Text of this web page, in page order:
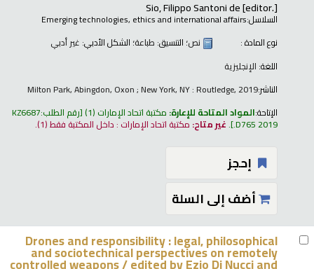
Sio, Filippo Santoni de[editor.]
السلاسل:Emerging technologies, ethics and international affairs
نوع المادة :
نص؛ التنسيق: طباعة؛ الشكل الأدبي: غير أدبي
اللغة: الإنجليزية
الناشر:Milton Park, Abingdon, Oxon ; New York, NY : Routledge, 2019
الإتاحة:المواد المتاحة للإعارة: مكتبة اتحاد الإمارات (1) رقم الطلب:KZ6687
.D765 2019
.غير متاح:مكتبة اتحاد الإمارات : داخل المكتبة فقط(1).
إحجز
أضف إلى السلة
Drones and responsibility : legal, philosophical
and sociotechnical perspectives on remotely
controlled weapons /edited by Ezio Di Nucci and